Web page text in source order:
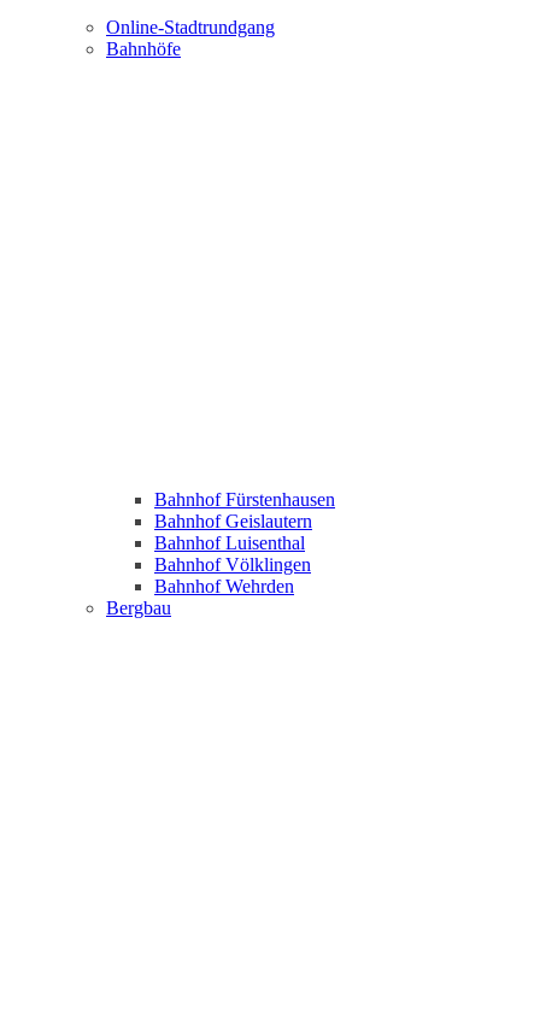
Online-Stadtrundgang
Bahnhöfe
Bahnhof Fürstenhausen
Bahnhof Geislautern
Bahnhof Luisenthal
Bahnhof Völklingen
Bahnhof Wehrden
Bergbau